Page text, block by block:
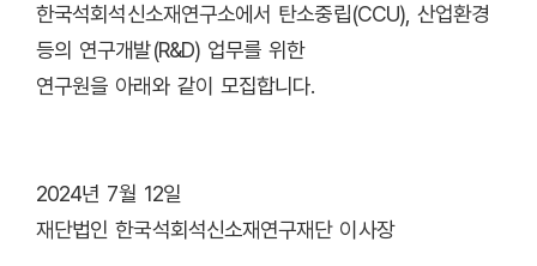
한국석회석신소재연구소에서 탄소중립(CCU), 산업환경
등의 연구개발(R&D) 업무를 위한
연구원을 아래와 같이 모집합니다.
2024년 7월 12일
재단법인 한국석회석신소재연구재단 이사장